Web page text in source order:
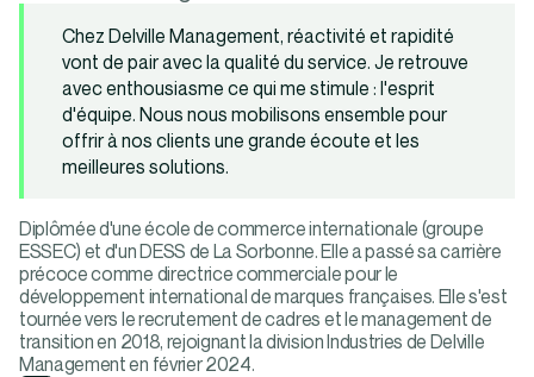
Chez Delville Management, réactivité et rapidité
vont de pair avec la qualité du service. Je retrouve
avec enthousiasme ce qui me stimule : l'esprit
d'équipe. Nous nous mobilisons ensemble pour
offrir à nos clients une grande écoute et les
meilleures solutions.
Diplômée d'une école de commerce internationale (groupe
ESSEC) et d'un DESS de La Sorbonne. Elle a passé sa carrière
précoce comme directrice commerciale pour le
développement international de marques françaises. Elle s'est
tournée vers le recrutement de cadres et le management de
transition en 2018, rejoignant la division Industries de Delville
Management en février 2024.